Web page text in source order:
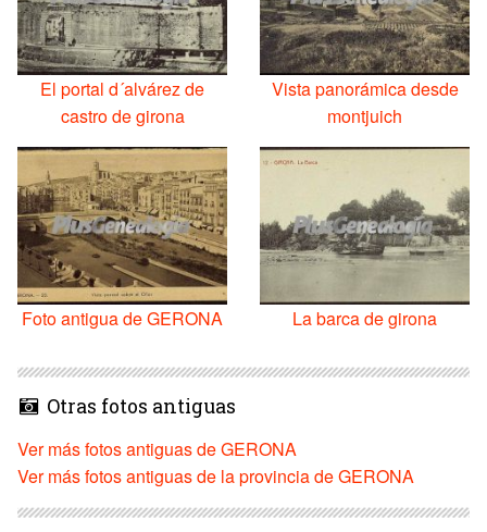
El portal d´alvárez de
castro de girona
Vista panorámica desde
montjuich
Foto antigua de GERONA La barca de girona
Otras fotos antiguas
Ver más fotos antiguas de GERONA
Ver más fotos antiguas de la provincia de GERONA